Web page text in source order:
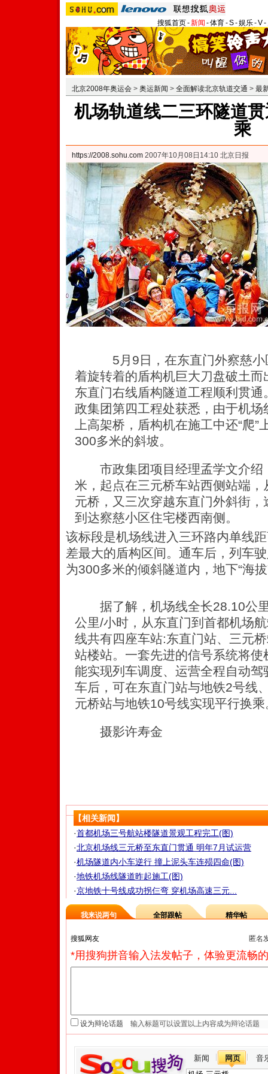
搜狐首页-新闻 -体育-S-娱乐-V-
北京2008年奥运会 > 奥运新闻 > 全面解读北京轨道交通 > 最
机场轨道线二三环隧道
乘
https://2008.sohu.com 2007年10月08日14:10 北京日报
5月9日，在东直门外察慈小
着旋转着的盾构机巨大刀盘破土
东直门右线盾构隧道工程顺利贯
政集团第四工程处获悉，由于机
上高架桥，盾构机在施工中还“爬
300多米的斜坡。
市政集团项目经理孟学文介绍
米，起点在三元桥车站西侧站端
元桥，又三次穿越东直门外斜街
到达察慈小区住宅楼西南侧。
该标段是机场线进入三环路内单线
差最大的盾构区间。通车后，列车
为300多米的倾斜隧道内，地下“海
据了解，机场线全长28.10公
公里/小时，从东直门到首都机场
线共有四座车站:东直门站、三元
站楼站。一套先进的信号系统将
能实现列车调度、运营全程自动
车后，可在东直门站与地铁2号线
元桥站与地铁10号线实现平行换乘
摄影许寿金
【相关新闻】
·首都机场三号航站楼隧道景观工程完工(图)
·北京机场线三元桥至东直门贯通 明年7月试运营
·机场隧道内小车逆行 撞上泥头车连殒四命(图)
·地铁机场线隧道昨起施工(图)
·京地铁十号线成功拐仨弯 穿机场高速三元...
我来说两句 全部跟帖 精华帖
匿名
*用搜狗拼音输入法发帖子，体验更流畅
设为辩论话题
新闻 网页 音